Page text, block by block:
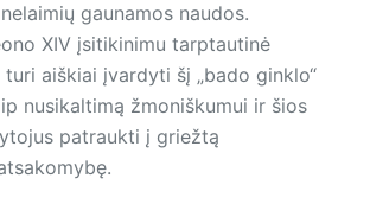
gaunamos naudos.
XIV įsitikinimu tarptautinė
turi aiškiai įvardyti šį „bado ginklo“
nusikaltimą žmoniškumui ir šios
patraukti į griežtą